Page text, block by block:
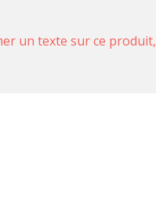
un texte sur ce produit,